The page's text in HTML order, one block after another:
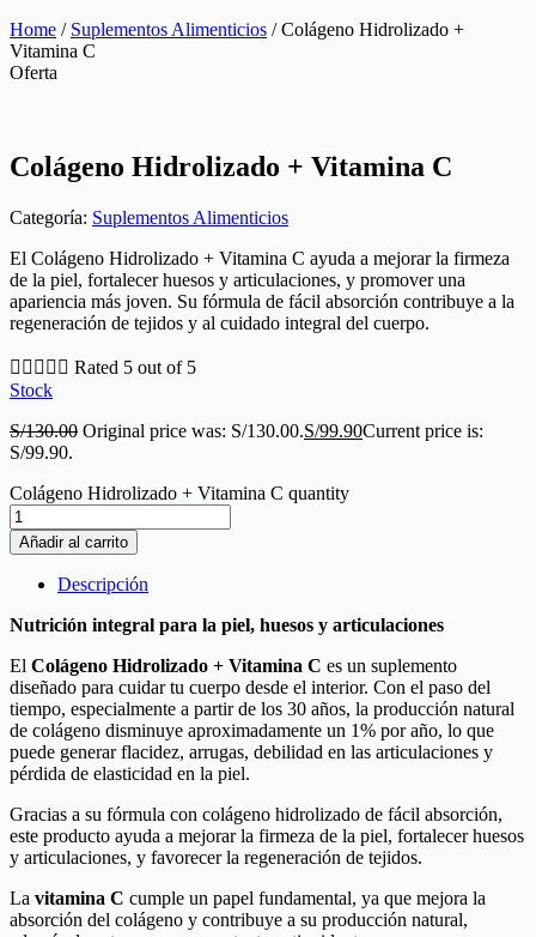
Home / Suplementos Alimenticios / Colágeno Hidrolizado +
Vitamina C
Oferta
Colágeno Hidrolizado + Vitamina C
Categoría: Suplementos Alimenticios
El Colágeno Hidrolizado + Vitamina C ayuda a mejorar la firmeza
de la piel, fortalecer huesos y articulaciones, y promover una
apariencia más joven. Su fórmula de fácil absorción contribuye a la
regeneración de tejidos y al cuidado integral del cuerpo.
     Rated 5 out of 5
Stock
S/130.00 Original price was: S/130.00.S/99.90Current price is:
S/99.90.
Colágeno Hidrolizado + Vitamina C quantity
Añadir al carrito
Descripción
Nutrición integral para la piel, huesos y articulaciones
El Colágeno Hidrolizado + Vitamina C es un suplemento
diseñado para cuidar tu cuerpo desde el interior. Con el paso del
tiempo, especialmente a partir de los 30 años, la producción natural
de colágeno disminuye aproximadamente un 1% por año, lo que
puede generar flacidez, arrugas, debilidad en las articulaciones y
pérdida de elasticidad en la piel.
Gracias a su fórmula con colágeno hidrolizado de fácil absorción,
este producto ayuda a mejorar la firmeza de la piel, fortalecer huesos
y articulaciones, y favorecer la regeneración de tejidos.
La vitamina C cumple un papel fundamental, ya que mejora la
absorción del colágeno y contribuye a su producción natural,